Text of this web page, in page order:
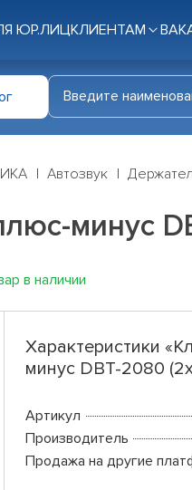
ЮР.ЛИЦКЛИЕНТАМ
Автозвук
минус
в наличии
Характеристики
минус DBT-2080
Артикул
Производитель
Продажа на другие